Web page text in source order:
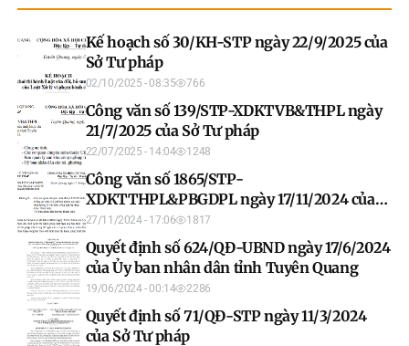
Kế hoạch số 30/KH-STP ngày 22/9/2025 của
Sở Tư pháp
02/10/2025 - 08:35 766
Công văn số 139/STP-XDKTVB&THPL ngày
21/7/2025 của Sở Tư pháp
22/07/2025 - 14:04 1248
Công văn số 1865/STP-
XDKTTHPL&PBGDPL ngày 17/11/2024 của
Sở Tư pháp
27/11/2024 - 17:06 1817
Quyết định số 624/QĐ-UBND ngày 17/6/2024
của Ủy ban nhân dân tỉnh Tuyên Quang
19/06/2024 - 00:14 2286
Quyết định số 71/QĐ-STP ngày 11/3/2024
của Sở Tư pháp